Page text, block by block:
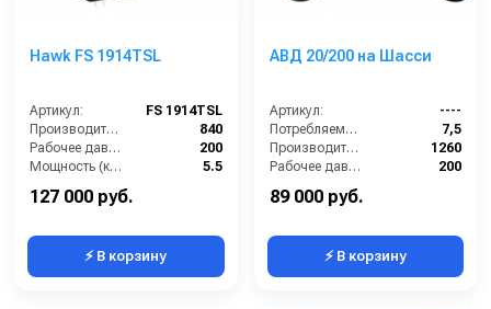
Hawk FS 1914TSL
Артикул:
FS 1914TSL
Производительность (л/ч):
840
Рабочее давление (бар):
200
Мощность (кВт):
5.5
127 000 руб.
⚡ В корзину
АВД 20/200 на Шасси
Артикул:
----
Потребляемая мощность (кВт):
7,5
Производительность (л/ч):
1260
Рабочее давление (бар):
200
89 000 руб.
⚡ В корзину